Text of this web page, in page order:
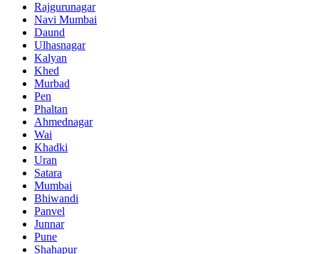
Rajgurunagar
Navi Mumbai
Daund
Ulhasnagar
Kalyan
Khed
Murbad
Pen
Phaltan
Ahmednagar
Wai
Khadki
Uran
Satara
Mumbai
Bhiwandi
Panvel
Junnar
Pune
Shahapur